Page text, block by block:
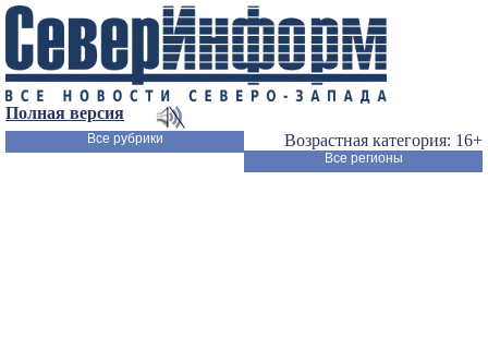
Полная версия
Возрастная категория: 16+
Все рубрики
Все регионы